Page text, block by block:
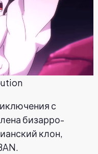
с
бизарро-
клон,